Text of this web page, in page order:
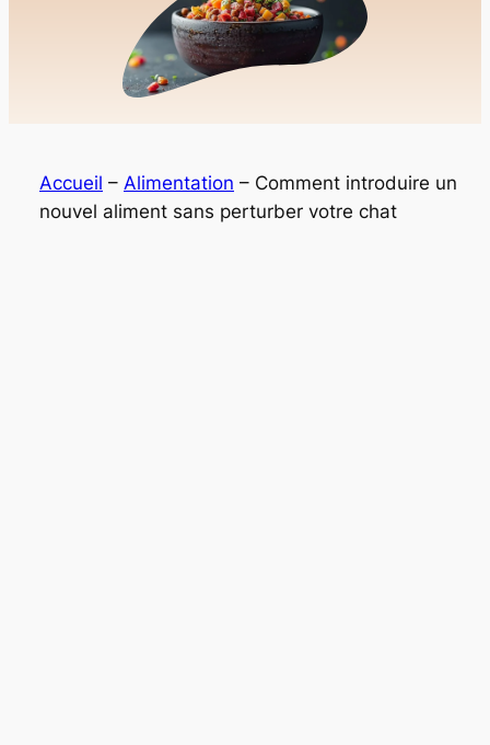
Accueil – Alimentation – Comment introduire un
nouvel aliment sans perturber votre chat